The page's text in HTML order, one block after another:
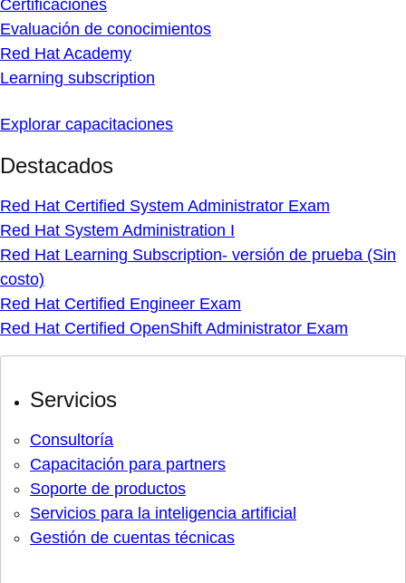
Certificaciones
Evaluación de conocimientos
Red Hat Academy
Learning subscription
Explorar capacitaciones
Destacados
Red Hat Certified System Administrator Exam
Red Hat System Administration I
Red Hat Learning Subscription- versión de prueba (Sin
costo)
Red Hat Certified Engineer Exam
Red Hat Certified OpenShift Administrator Exam
Servicios
Consultoría
Capacitación para partners
Soporte de productos
Servicios para la inteligencia artificial
Gestión de cuentas técnicas